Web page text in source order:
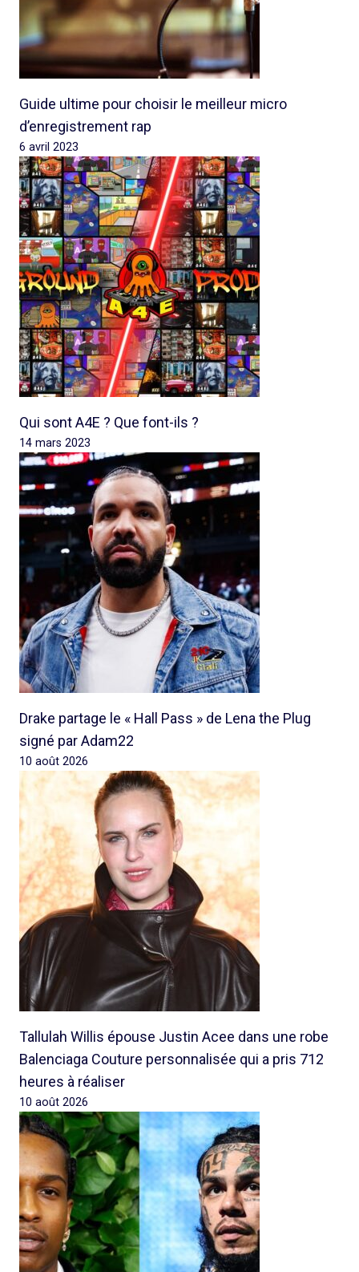
Guide ultime pour choisir le meilleur micro
d’enregistrement rap
6 avril 2023
Qui sont A4E ? Que font-ils ?
14 mars 2023
Drake partage le « Hall Pass » de Lena the Plug
signé par Adam22
10 août 2026
Tallulah Willis épouse Justin Acee dans une robe
Balenciaga Couture personnalisée qui a pris 712
heures à réaliser
10 août 2026